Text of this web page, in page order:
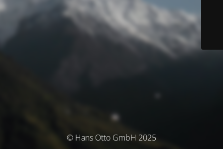
© Hans Otto GmbH 2025